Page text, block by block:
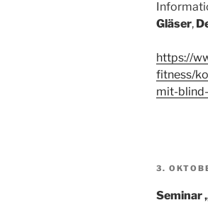
Gläser,
https://
fitness/
mit-
3.
Seminar